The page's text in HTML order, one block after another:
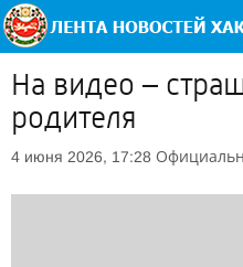
На видео –
родителя
4 июня 2026, 17:28